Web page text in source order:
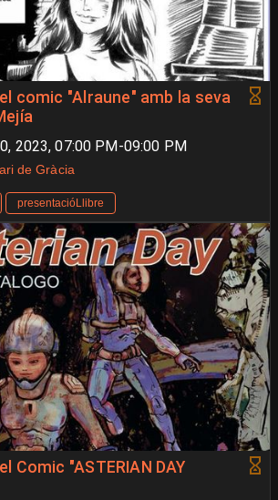
comic "Alraune" amb la seva
2023, 07:00 PM-09:00 PM
de Gràcia
presentacióLlibre
Comic "ASTERIAN DAY